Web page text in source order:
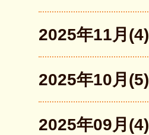
2025年11月(4)
2025年10月(5)
2025年09月(4)